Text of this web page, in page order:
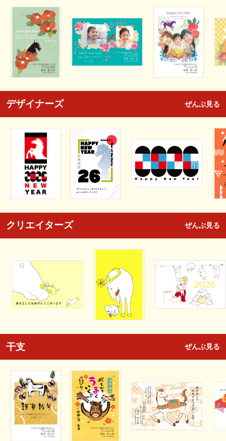
デザイナーズ ぜんぶ見る
クリエイターズ ぜんぶ見る
干支 ぜんぶ見る